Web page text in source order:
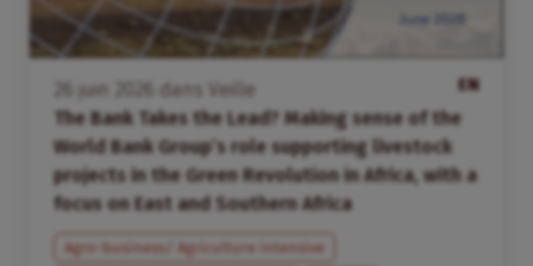
EN
juin dans
Veille
The Bank Takes the Lead? Making sense of the
World Bank Group’s role supporting livestock
projects in the Green Revolution in Africa, with a
focus on East and Southern Africa
Agro-business/ Agriculture intensive